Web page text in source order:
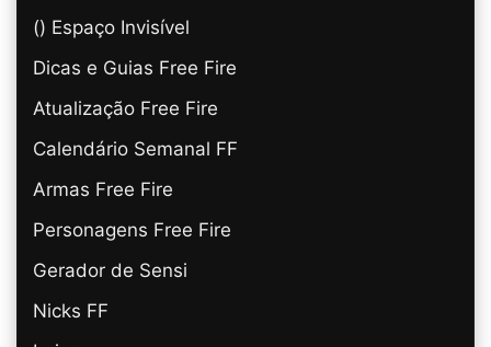
(ㅤ) Espaço Invisível
Dicas e Guias Free Fire
Atualização Free Fire
Calendário Semanal FF
Armas Free Fire
Personagens Free Fire
Gerador de Sensi
Nicks FF